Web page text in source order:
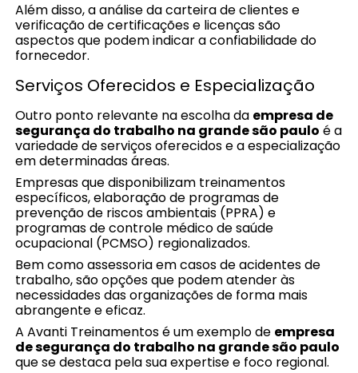
Além disso, a análise da carteira de clientes e
verificação de certificações e licenças são
aspectos que podem indicar a confiabilidade do
fornecedor.
Serviços Oferecidos e Especialização
Outro ponto relevante na escolha da empresa de
segurança do trabalho na grande são paulo é a
variedade de serviços oferecidos e a especialização
em determinadas áreas.
Empresas que disponibilizam treinamentos
específicos, elaboração de programas de
prevenção de riscos ambientais (PPRA) e
programas de controle médico de saúde
ocupacional (PCMSO) regionalizados.
Bem como assessoria em casos de acidentes de
trabalho, são opções que podem atender às
necessidades das organizações de forma mais
abrangente e eficaz.
A Avanti Treinamentos é um exemplo de empresa
de segurança do trabalho na grande são paulo
que se destaca pela sua expertise e foco regional.